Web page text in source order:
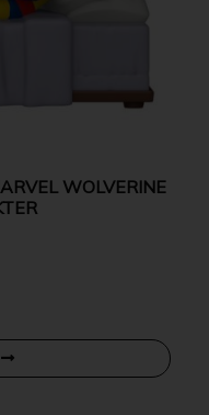
WOLVERINE